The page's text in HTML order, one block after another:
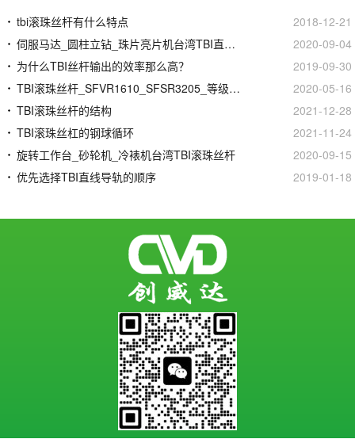
tbi滚珠丝杆有什么特点
2018-12-21
伺服马达_圆柱立钻_珠片亮片机台湾TBI直线导轨滑块
2020-09-04
为什么TBI丝杆输出的效率那么高？
2019-09-30
TBI滚珠丝杆_SFVR1610_SFSR3205_等级精度安装
2020-05-16
TBI滚珠丝杆的结构
2021-12-28
TBI滚珠丝杠的钢球循环
2021-11-24
旋转工作台_砂轮机_冷裱机台湾TBI滚珠丝杆
2020-09-15
优先选择TBI直线导轨的顺序
2019-01-18